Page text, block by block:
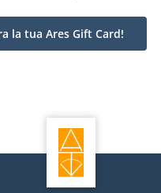
la tua Ares Gift Card!